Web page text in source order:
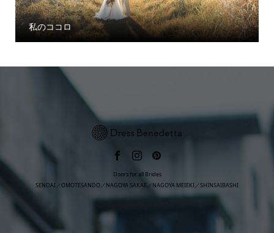
見上げた空
Doors for all Brides
SENDAI／OMOTESANDO／NAGOYA SAKAE／NAGOYA MEIEKI／SHINSAIBASHI